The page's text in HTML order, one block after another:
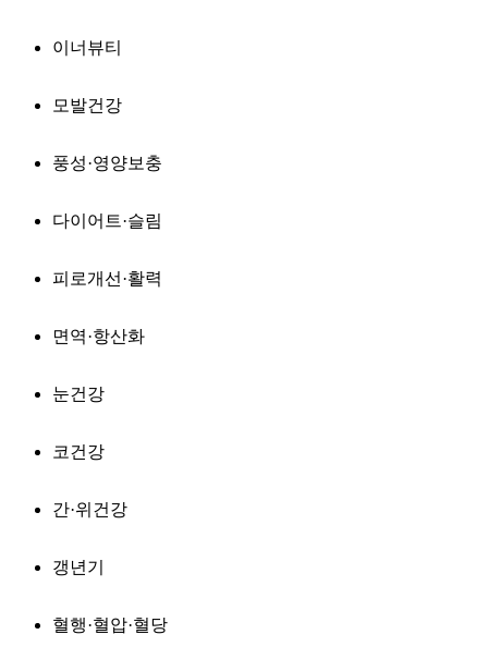
이너뷰티
모발건강
풍성·영양보충
다이어트·슬림
피로개선·활력
면역·항산화
눈건강
코건강
간·위건강
갱년기
혈행·혈압·혈당